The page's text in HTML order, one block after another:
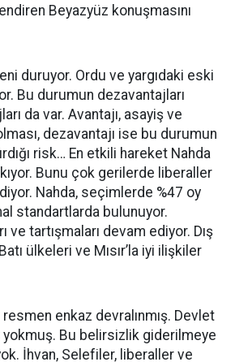
Beyazyüz konuşmasını
duruyor. Ordu ve yargıdaki eski
Bu durumun dezavantajları
da var. Avantajı, asayiş ve
dezavantajı ise bu durumun
risk… En etkili hareket Nahda
Bunu çok gerilerde liberaller
Nahda, seçimlerde %47 oy
standartlarda bulunuyor.
ve tartışmaları devam ediyor. Dış
ülkeleri ve Mısır’la iyi ilişkiler
resmen enkaz devralınmış. Devlet
Bu belirsizlik giderilmeye
İhvan, Selefiler, liberaller ve